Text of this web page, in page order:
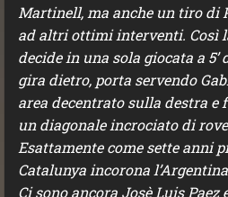
Martinell, ma anche un tiro di
ad altri ottimi interventi. Così
decide in una sola giocata a
gira dietro, porta servendo
area decentrato sulla destra e
un diagonale incrociato di
Esattamente come sette anni
Catalunya incorona
Ci sono ancora Josè Luis Paez